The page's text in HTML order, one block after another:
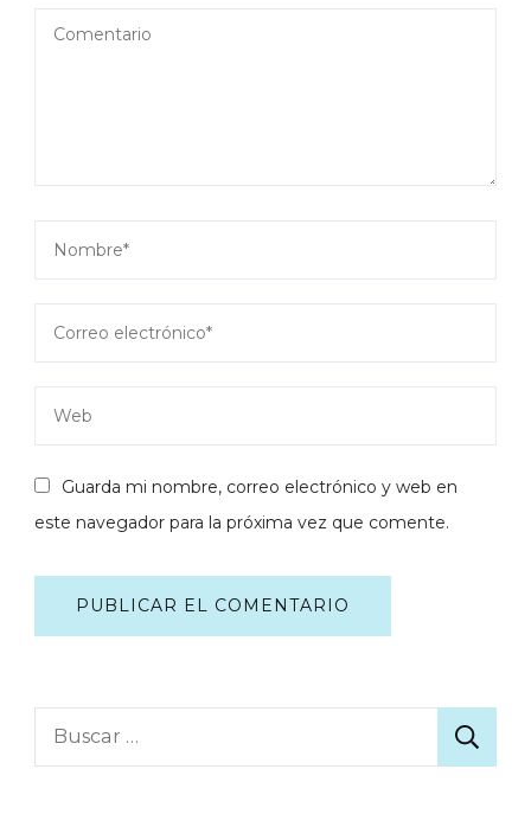
Guarda mi nombre, correo electrónico y web en
este navegador para la próxima vez que comente.
Buscar: